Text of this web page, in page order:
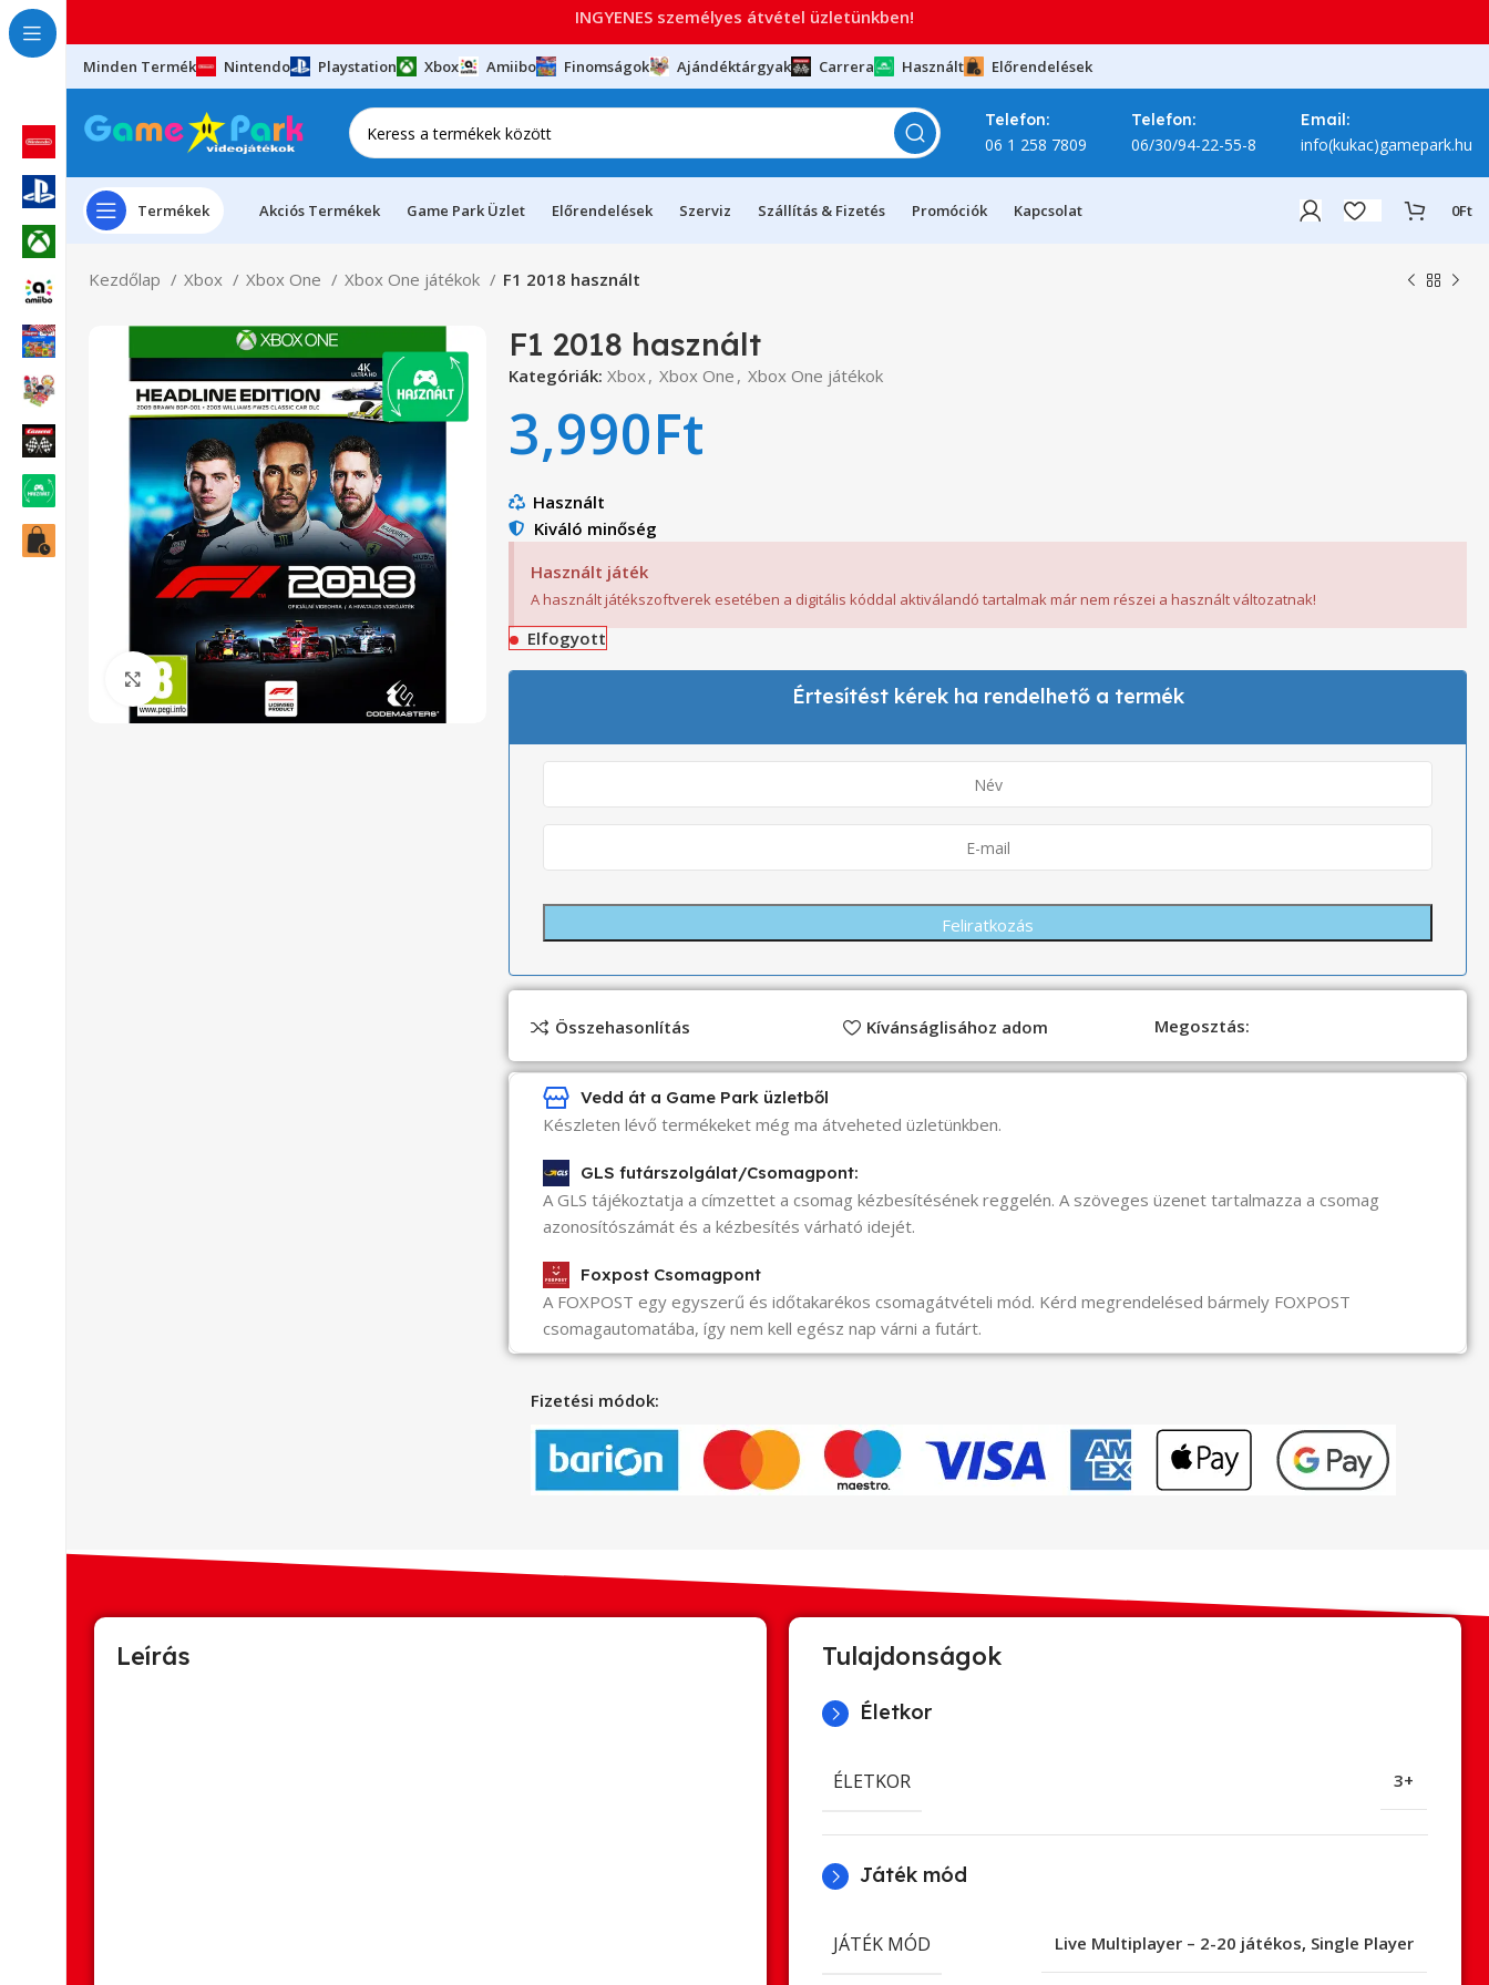
Minden Termék Nintendo Playstation Xbox Amiibo Finomságok Ajándéktárgyak Carrera Használt Előrendelések
Telefon:
06 1 258 7809
Telefon:
06/30/94-22-55-8
Email:
info(kukac)gamepark.hu
Termékek Akciós Termékek Game Park Üzlet Előrendelések Szerviz Szállítás & Fizetés Promóciók Kapcsolat 0Ft
Kezdőlap Xbox Xbox One Xbox One játékok F1 2018 használt
Click to enlarge
F1 2018 használt
Kategóriák: Xbox, Xbox One , Xbox One játékok
3,990Ft
Használt
Kiváló minőség
Használt játék
A használt játékszoftverek esetében a digitális kóddal aktiválandó tartalmak már nem részei a használt változatnak!
Elfogyott
Értesítést kérek ha rendelhető a termék
Összehasonlítás Kívánságlisához adom Megosztás:
Vedd át a Game Park üzletből
Készleten lévő termékeket még ma átveheted üzletünkben.
GLS futárszolgálat/Csomagpont:
A GLS tájékoztatja a címzettet a csomag kézbesítésének reggelén. A szöveges üzenet tartalmazza a csomag
azonosítószámát és a kézbesítés várható idejét.
Foxpost Csomagpont
A FOXPOST egy egyszerű és időtakarékos csomagátvételi mód. Kérd megrendelésed bármely FOXPOST
csomagautomatába, így nem kell egész nap várni a futárt.
Fizetési módok:
Leírás Tulajdonságok
Életkor
ÉLETKOR 3+
Játék mód
JÁTÉK MÓD Live Multiplayer – 2-20 játékos, Single Player
INGYENES személyes átvétel üzletünkben!